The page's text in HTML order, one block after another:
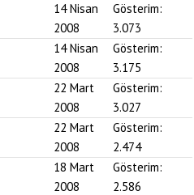
14 Nisan
2008
Gösterim:
3.073
14 Nisan
2008
Gösterim:
3.175
22 Mart
2008
Gösterim:
3.027
22 Mart
2008
Gösterim:
2.474
18 Mart
2008
Gösterim:
2.586